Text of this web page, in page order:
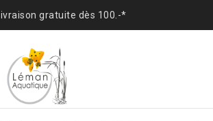
livraison gratuite dès 100.-*